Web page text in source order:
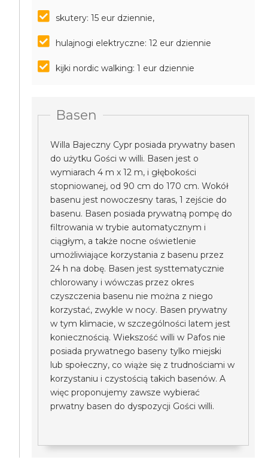
skutery: 15 eur dziennie,
hulajnogi elektryczne: 12 eur dziennie
kijki nordic walking: 1 eur dziennie
Basen
Willa Bajeczny Cypr posiada prywatny basen
do użytku Gości w willi. Basen jest o
wymiarach 4 m x 12 m, i głębokości
stopniowanej, od 90 cm do 170 cm. Wokół
basenu jest nowoczesny taras, 1 zejście do
basenu. Basen posiada prywatną pompę do
filtrowania w trybie automatycznym i
ciągłym, a także nocne oświetlenie
umożliwiające korzystania z basenu przez
24 h na dobę. Basen jest systtematycznie
chlorowany i wówczas przez okres
czyszczenia basenu nie można z niego
korzystać, zwykle w nocy. Basen prywatny
w tym klimacie, w szczególności latem jest
koniecznością. Wiekszość willi w Pafos nie
posiada prywatnego baseny tylko miejski
lub społeczny, co wiąże się z trudnościami w
korzystaniu i czystością takich basenów. A
więc proponujemy zawsze wybierać
prwatny basen do dyspozycji Gości willi.